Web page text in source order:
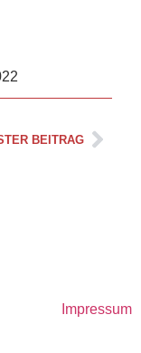
BEITRAG
Impressum